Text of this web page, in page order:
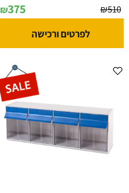
₪510
₪375
לפרטים ורכישה